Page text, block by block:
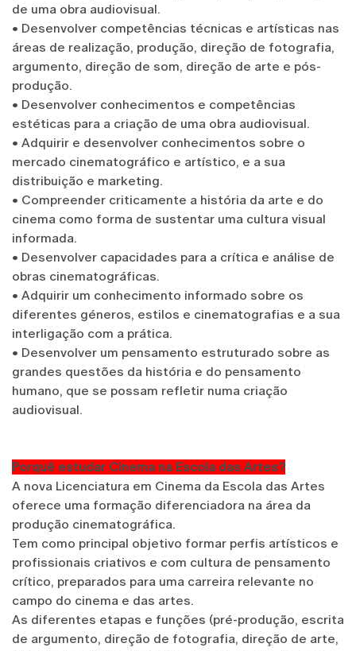
de uma obra audiovisual.
• Desenvolver competências técnicas e artísticas nas
áreas de realização, produção, direção de fotografia,
argumento, direção de som, direção de arte e pós-
produção.
• Desenvolver conhecimentos e competências
estéticas para a criação de uma obra audiovisual.
• Adquirir e desenvolver conhecimentos sobre o
mercado cinematográfico e artístico, e a sua
distribuição e marketing.
• Compreender criticamente a história da arte e do
cinema como forma de sustentar uma cultura visual
informada.
• Desenvolver capacidades para a crítica e análise de
obras cinematográficas.
• Adquirir um conhecimento informado sobre os
diferentes géneros, estilos e cinematografias e a sua
interligação com a prática.
• Desenvolver um pensamento estruturado sobre as
grandes questões da história e do pensamento
humano, que se possam refletir numa criação
audiovisual.
Porquê estudar Cinema na Escola das Artes?
A nova Licenciatura em Cinema da Escola das Artes
oferece uma formação diferenciadora na área da
produção cinematográfica.
Tem como principal objetivo formar perfis artísticos e
profissionais criativos e com cultura de pensamento
crítico, preparados para uma carreira relevante no
campo do cinema e das artes.
As diferentes etapas e funções (pré-produção, escrita
de argumento, direção de fotografia, direção de arte,